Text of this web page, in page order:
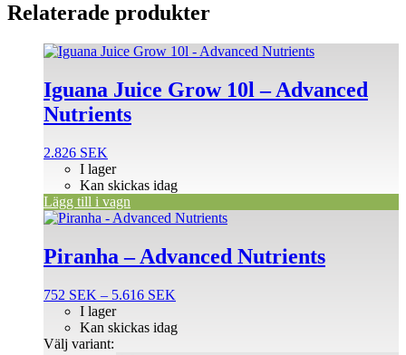
Relaterade produkter
Iguana Juice Grow 10l – Advanced
Nutrients
2.826 SEK
I lager
Kan skickas idag
Lägg till i vagn
Piranha – Advanced Nutrients
752 SEK – 5.616 SEK
till
I lager
Kan skickas idag
Välj variant:
Den
produkten
har
varianter.
olika
alternativen